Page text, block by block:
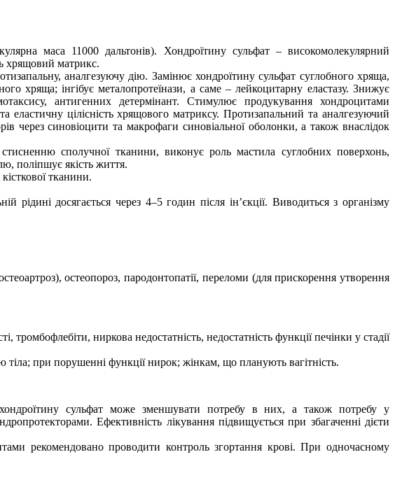
маса 11000 дальтонів). Хондроїтину сульфат – високомолекулярний
хрящовий матрикс.
аналгезуючу дію. Замінює хондроїтину сульфат суглобного хряща,
хряща; інгібуєметалопротеїнази, а саме – лейкоцитарну еластазу. Знижує
антигенних детермінант. Стимулює продукування хондроцитами
еластичну цілісність хрящовогоматриксу. Протизапальний та аналгезуючий
черезсиновіоцити та макрофаги синовіальної оболонки, а також внаслідок
сполучної тканини, виконує роль мастила суглобних поверхонь,
поліпшує якість життя.
тканини.
рідині досягається через 4–5 годин після ін’єкції. Виводиться з організму
), остеопороз,пародонтопатії, переломи (для прискорення утворення
тромбофлебіти, ниркова недостатність, недостатність функції печінки у стадії
при порушенні функції нирок; жінкам, що планують вагітність.
хондроїтину сульфат може зменшувати потребу в них, а також потребу у
. Ефективність лікування підвищується при збагаченні дієти
рекомендовано проводити контроль згортання крові.При одночасному